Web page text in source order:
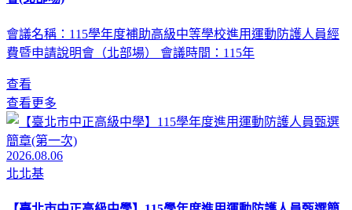
會議名稱：115學年度補助高級中等學校進用運動防護人員經
費暨申請說明會（北部場） 會議時間：115年
查看
查看更多
2026.08.06
北北基